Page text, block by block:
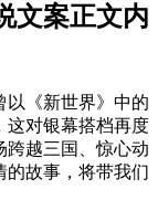
文案正文内
以《新世界》中的
这对银幕搭档再度
跨越三国、惊心动
的故事，将带我们